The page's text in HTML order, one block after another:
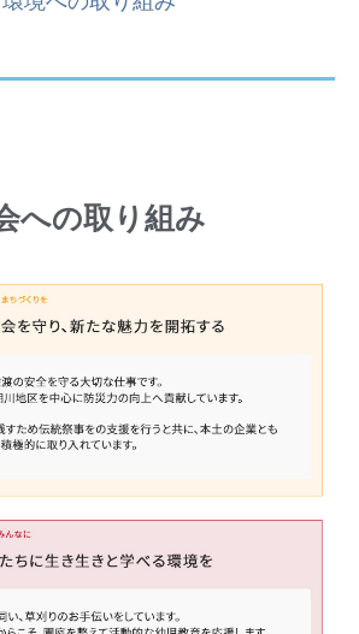
への取り組み